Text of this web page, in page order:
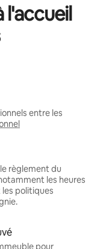
l'accueil
entre les
règlement du
les heures
politiques
pour